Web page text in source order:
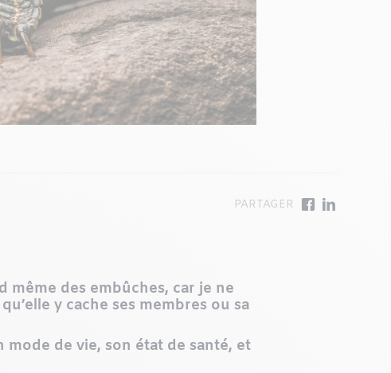
même des embûches, car je ne
y cache ses membres ou sa
mode de vie, son état de santé, et